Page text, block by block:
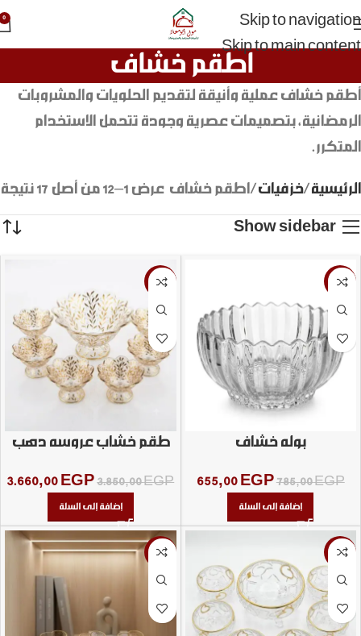
Skip to navigation
Skip to main content
0
اطقم خشاف
أطقم خشاف عملية وأنيقة لتقديم الحلويات والمشروبات
الرمضانية، بتصميمات عصرية وجودة تتحمل الاستخدام
المتكرر.
الرئيسية خزفيات اطقم خشاف عرض 1–12 من أصل 17 نتيجة
Show sidebar
-17%
بوله خشاف
785,00EGP
655,00 EGP
إضافة إلى السلة
-5%
طقم خشاب عروسه دهب
3.850,00EGP
3.660,00 EGP
إضافة إلى السلة
-8%
-24%